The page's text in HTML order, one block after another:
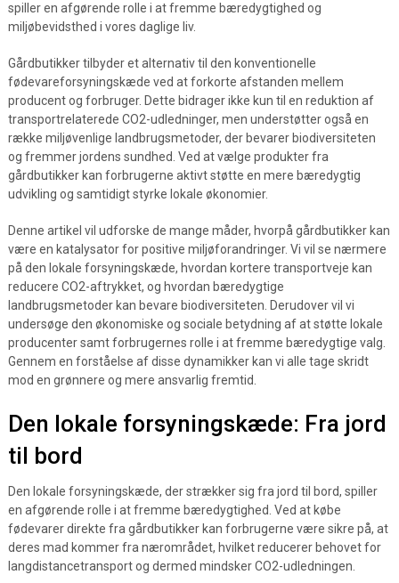
spiller en afgørende rolle i at fremme bæredygtighed og
miljøbevidsthed i vores daglige liv.
Gårdbutikker tilbyder et alternativ til den konventionelle
fødevareforsyningskæde ved at forkorte afstanden mellem
producent og forbruger. Dette bidrager ikke kun til en reduktion af
transportrelaterede CO2-udledninger, men understøtter også en
række miljøvenlige landbrugsmetoder, der bevarer biodiversiteten
og fremmer jordens sundhed. Ved at vælge produkter fra
gårdbutikker kan forbrugerne aktivt støtte en mere bæredygtig
udvikling og samtidigt styrke lokale økonomier.
Denne artikel vil udforske de mange måder, hvorpå gårdbutikker kan
være en katalysator for positive miljøforandringer. Vi vil se nærmere
på den lokale forsyningskæde, hvordan kortere transportveje kan
reducere CO2-aftrykket, og hvordan bæredygtige
landbrugsmetoder kan bevare biodiversiteten. Derudover vil vi
undersøge den økonomiske og sociale betydning af at støtte lokale
producenter samt forbrugernes rolle i at fremme bæredygtige valg.
Gennem en forståelse af disse dynamikker kan vi alle tage skridt
mod en grønnere og mere ansvarlig fremtid.
Den lokale forsyningskæde: Fra jord
til bord
Den lokale forsyningskæde, der strækker sig fra jord til bord, spiller
en afgørende rolle i at fremme bæredygtighed. Ved at købe
fødevarer direkte fra gårdbutikker kan forbrugerne være sikre på, at
deres mad kommer fra nærområdet, hvilket reducerer behovet for
langdistancetransport og dermed mindsker CO2-udledningen.